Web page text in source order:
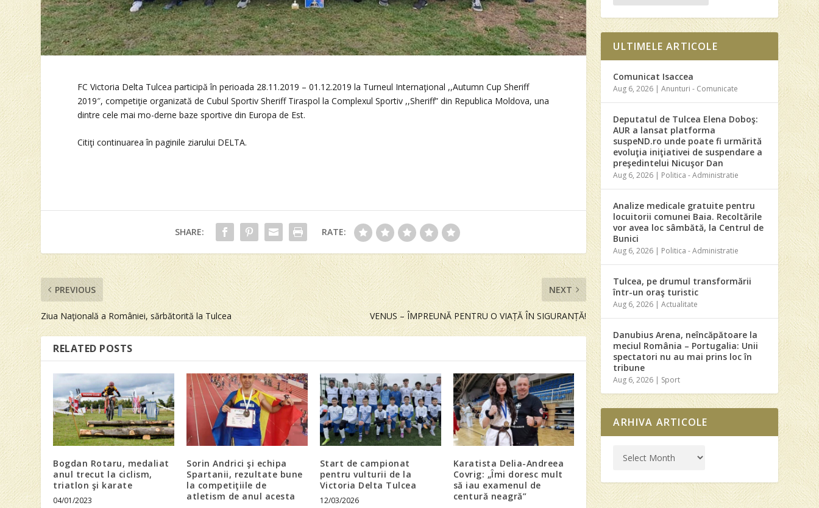
FC Victoria Delta Tulcea participă în perioada 28.11.2019 – 01.12.2019 la Turneul Internaţional ,,Autumn Cup Sheriff
2019″, competiţie organizată de Cubul Sportiv Sheriff Tiraspol la Complexul Sportiv ,,Sheriff” din Republica Moldova, una
dintre cele mai mo-derne baze sportive din Europa de Est.
Citiţi continuarea în paginile ziarului DELTA.
SHARE: RATE:
PREVIOUS
Ziua Naţională a României, sărbătorită la Tulcea
NEXT
VENUS – ÎMPREUNĂ PENTRU O VIAȚĂ ÎN SIGURANȚĂ!
RELATED POSTS
Bogdan Rotaru, medaliat
anul trecut la ciclism,
triatlon şi karate
04/01/2023
Sorin Andrici şi echipa
Spartanii, rezultate bune
la competiţiile de
atletism de anul acesta
Start de campionat
pentru vulturii de la
Victoria Delta Tulcea
12/03/2026
Karatista Delia-Andreea
Covrig: „Îmi doresc mult
să iau examenul de
centură neagră”
ULTIMELE ARTICOLE
Comunicat Isaccea
Aug 6, 2026 |Anunturi - Comunicate
Deputatul de Tulcea Elena Doboş:
AUR a lansat platforma
suspeND.ro unde poate fi urmărită
evoluţia iniţiativei de suspendare a
preşedintelui Nicuşor Dan
Aug 6, 2026 | Politica - Administratie
Analize medicale gratuite pentru
locuitorii comunei Baia. Recoltările
vor avea loc sâmbătă, la Centrul de
Bunici
Aug 6, 2026 | Politica - Administratie
Tulcea, pe drumul transformării
într-un oraş turistic
Aug 6, 2026 |Actualitate
Danubius Arena, neîncăpătoare la
meciul România – Portugalia: Unii
spectatori nu au mai prins loc în
tribune
Aug 6, 2026 | Sport
ARHIVA ARTICOLE